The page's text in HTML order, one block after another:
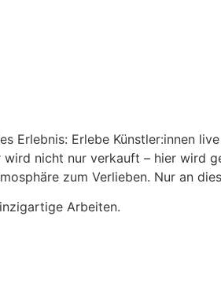
Erlebnis: Erlebe Künstler:innen
nicht nur verkauft – hier wird
zum Verlieben. Nur an
Arbeiten.